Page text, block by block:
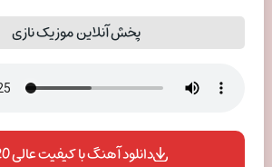
پخش آنلاین موزیک نازی
دانلود آهنگ با کیفیت عالی 320